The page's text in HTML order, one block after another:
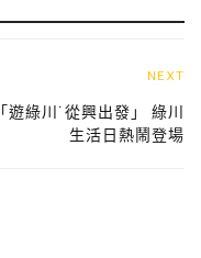
NEXT
「遊綠川˙從興出發」 綠川
生活日熱鬧登場